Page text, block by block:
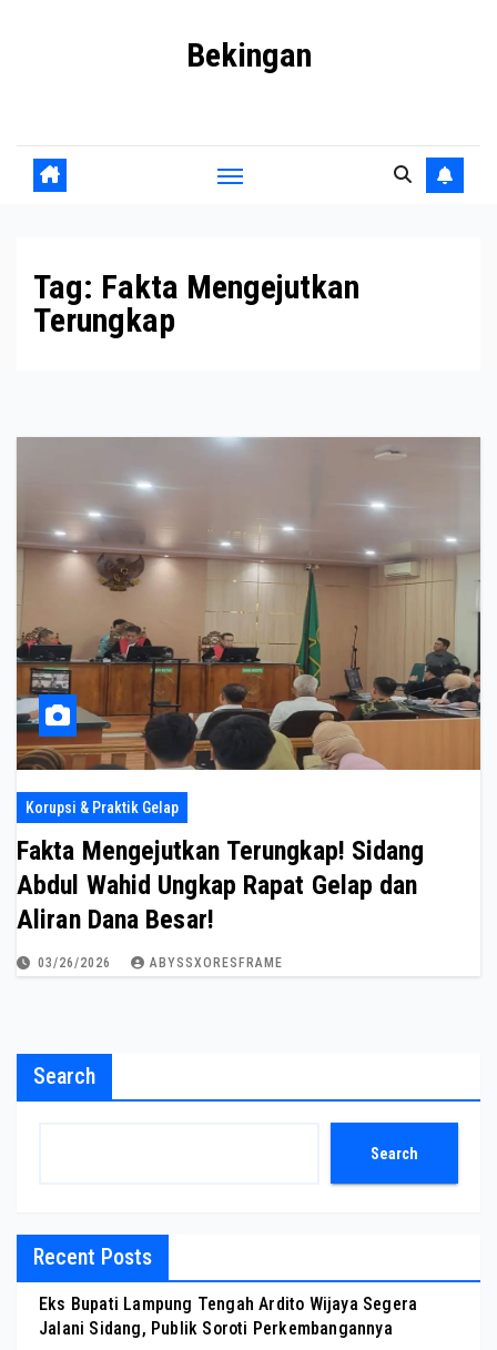
Bekingan
Tag: Fakta Mengejutkan
Terungkap
Korupsi & Praktik Gelap
Fakta Mengejutkan Terungkap! Sidang
Abdul Wahid Ungkap Rapat Gelap dan
Aliran Dana Besar!
03/26/2026 ABYSSXORESFRAME
Search
Search
Recent Posts
Eks Bupati Lampung Tengah Ardito Wijaya Segera
Jalani Sidang, Publik Soroti Perkembangannya